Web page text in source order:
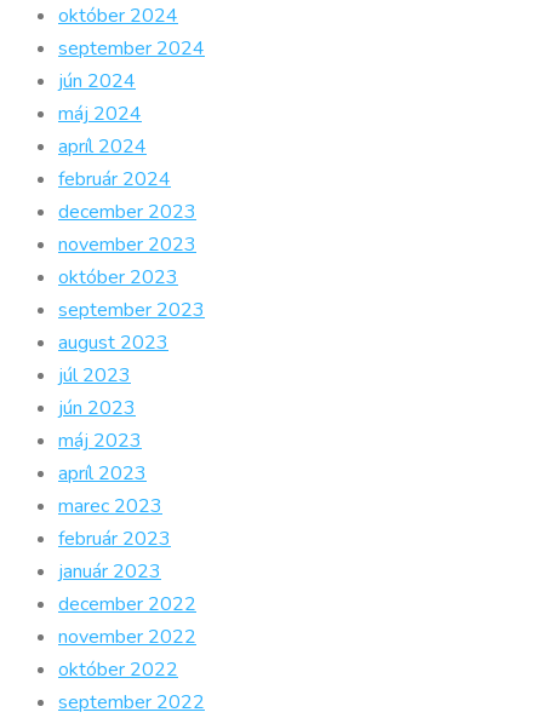
október 2024
september 2024
jún 2024
máj 2024
apríl 2024
február 2024
december 2023
november 2023
október 2023
september 2023
august 2023
júl 2023
jún 2023
máj 2023
apríl 2023
marec 2023
február 2023
január 2023
december 2022
november 2022
október 2022
september 2022